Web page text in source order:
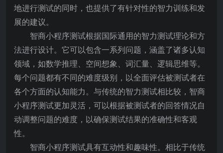
地进行测试的同时，也提供了有针对性的智力训练和发
展的建议。
智商小程序测试根据国际通用的智力测试理论和方
法进行设计。它可以包含一系列问题，涵盖了诸多认知
领域，如数学推理、空间想象、词汇量、逻辑思维等。
每个问题都有不同的难度级别，以全面评估被测试者在
各个方面的认知能力。与传统的智力测试相比较，智商
小程序测试更加灵活，可以根据被测试者的回答情况自
动调整问题的难度，以确保测试结果的准确性和客观
性。
智商小程序测试具有互动性和趣味性。相比于传统